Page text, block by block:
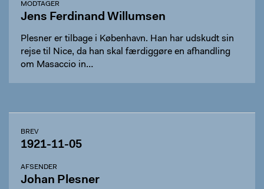
MODTAGER
Jens Ferdinand Willumsen
Plesner er tilbage i København. Han har udskudt sin
rejse til Nice, da han skal færdiggøre en afhandling
om Masaccio in…
BREV
1921-11-05
AFSENDER
Johan Plesner